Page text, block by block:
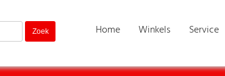
Home Winkels Service